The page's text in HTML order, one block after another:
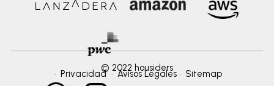
© 2022 housiders
· Privacidad·Avisos Legales · Sitemap